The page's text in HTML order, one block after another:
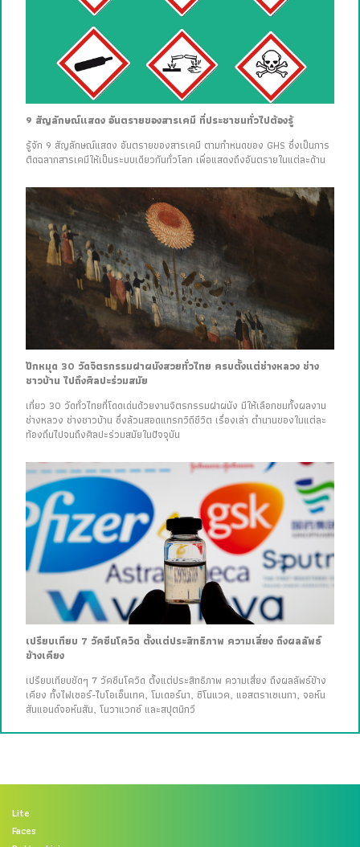
9 สัญลักษณ์แสดง อันตรายของสารเคมี ที่ประชาชนทั่วไปต้องรู้
รู้จัก 9 สัญลักษณ์แสดง อันตรายของสารเคมี ตามกำหนดของ GHS ซึ่งเป็นการ
ติดฉลากสารเคมีให้เป็นระบบเดียวกันทั่วโลก เพื่อแสดงถึงอันตรายในแต่ละด้าน
ปักหมุด 30 วัดจิตรกรรมฝาผนังสวยทั่วไทย ครบตั้งแต่ช่างหลวง ช่าง
ชาวบ้าน ไปถึงศิลปะร่วมสมัย
เที่ยว 30 วัดทั่วไทยที่โดดเด่นด้วยงานจิตรกรรมฝาผนัง มีให้เลือกชมทั้งผลงาน
ช่างหลวง ช่างชาวบ้าน ซึ่งล้วนสอดแทรกวิถีชีวิต เรื่องเล่า ตำนานของในแต่ละ
ท้องถิ่นไปจนถึงศิลปะร่วมสมัยในปัจจุบัน
เปรียบเทียบ 7 วัคซีนโควิด ตั้งแต่ประสิทธิภาพ ความเสี่ยง ถึงผลลัพธ์
ข้างเคียง
เปรียบเทียบชัดๆ 7 วัคซีนโควิด ตั้งแต่ประสิทธิภาพ ความเสี่ยง ถึงผลลัพธ์ข้าง
เคียง ทั้งไฟเซอร์-ไบโอเอ็นเทค, โมเดอร์นา, ซิโนแวค, แอสตราเซเนกา, จอห์น
สันแอนด์จอห์นสัน, โนวาแวกซ์ และสปุตนิกวี
Lite
Faces